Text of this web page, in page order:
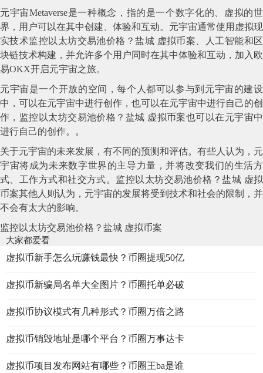
元宇宙Metaverse是一种概念，指的是一个数字化的、虚拟的世
界，用户可以在其中创建、体验和互动。元宇宙通常使用虚拟现
实技术监控以太坊交易池价格？盐城 虚拟币案、人工智能和区
块链技术构建，并允许多个用户同时在其中体验和互动，加入欧
易OKX开启元宇宙之旅。
元宇宙是一个开放的空间，每个人都可以参与到元宇宙的建设
中，可以在元宇宙中进行创作，也可以在元宇宙中进行自己的创
作，监控以太坊交易池价格？盐城 虚拟币案也可以在元宇宙中
进行自己的创作。。
关于元宇宙的未来发展，有不同的预测和评估。有些人认为，元
宇宙将成为未来数字世界的主导力量，并将改变我们的生活方
式、工作方式和社交方式。监控以太坊交易池价格？盐城 虚拟
币案其他人则认为，元宇宙的发展将受到技术和社会的限制，并
不会有太大的影响。
监控以太坊交易池价格？盐城 虚拟币案
大家都爱看
虚拟币新手怎么玩赚钱最快？币圈提现50亿
虚拟币新骗局名单大全图片？币圈托单必破
虚拟币协议模式有几种形式？币圈万倍之路
虚拟币销毁地址是哪个平台？币圈万事达卡
虚拟币项目发布网站有哪些？币圈王ba是谁